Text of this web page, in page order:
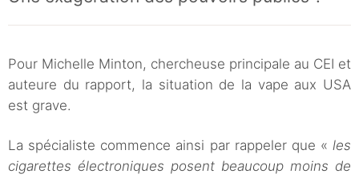
Pour Michelle Minton, chercheuse principale au CEI et
auteure du rapport, la situation de la vape aux USA
est grave.
La spécialiste commence ainsi par rappeler que « les
cigarettes électroniques posent beaucoup moins de